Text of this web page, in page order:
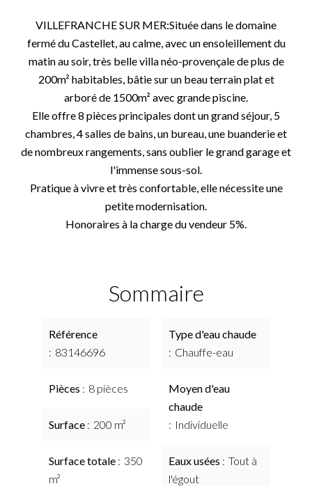
VILLEFRANCHE SUR MER:Située dans le domaine
fermé du Castellet, au calme, avec un ensoleillement du
matin au soir, très belle villa néo-provençale de plus de
200m² habitables, bâtie sur un beau terrain plat et
arboré de 1500m² avec grande piscine.
Elle offre 8 pièces principales dont un grand séjour, 5
chambres, 4 salles de bains, un bureau, une buanderie et
de nombreux rangements, sans oublier le grand garage et
l'immense sous-sol.
Pratique à vivre et très confortable, elle nécessite une
petite modernisation.
Honoraires à la charge du vendeur 5%.
Sommaire
Référence
83146696
Pièces 8 pièces
Surface 200 m²
Surface totale
350
m²
Type d'eau chaude
Chauffe-eau
Moyen d'eau
chaude
Individuelle
Eaux usées
Tout à
l'égout